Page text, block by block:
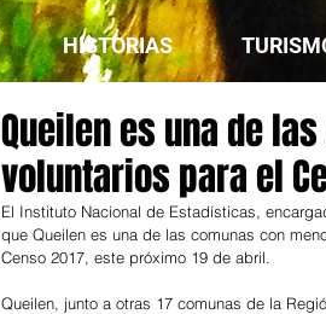
HISTORIAS
Queilen es una de
voluntarios para el
El Instituto Nacional de Estadísticas,
que Queilen es una de las comunas con
Censo 2017, este próximo 19 de abril.
Queilen, junto a otras 17 comunas de la